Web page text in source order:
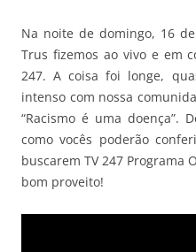
Na noite de domingo, 16
Trus fizemos ao vivo e em
247. A coisa foi longe,
intenso com nossa
“Racismo é uma doença”.
como vocês poderão
buscarem TV 247 Programa
bom proveito!